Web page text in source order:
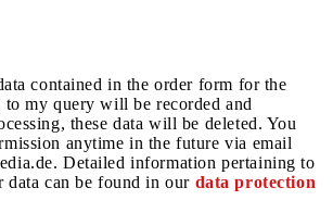
contained in the order form for the
my query will be recorded and
these data will be deleted. You
anytime in the future via email
Detailed information pertaining to
data can be found in our data protection